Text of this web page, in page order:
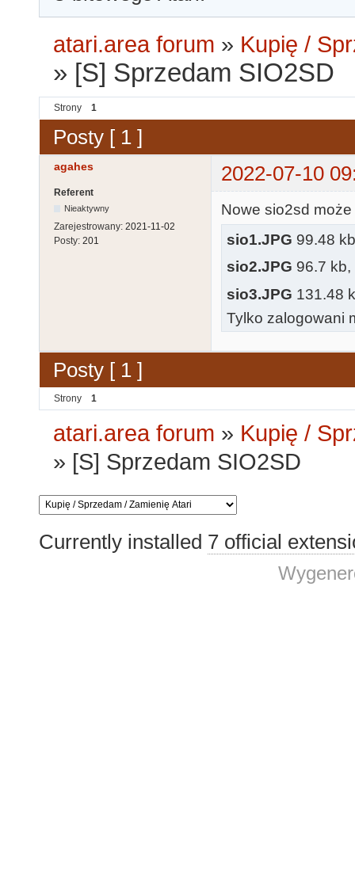
atari.area forum » Kupię /
» [S] Sprzedam SIO2SD
Strony 1
Posty [ 1 ]
agahes 2022-07-10
Referent
Nieaktywny
Zarejestrowany: 2021-11-02
Posty: 201
Nowe sio2sd
sio1.JPG 99.48
sio2.JPG 96.7
sio3.JPG 131.48
Tylko zalogowani
Posty [ 1 ]
Strony 1
atari.area forum » Kupię /
» [S] Sprzedam SIO2SD
Currently installed 7 official